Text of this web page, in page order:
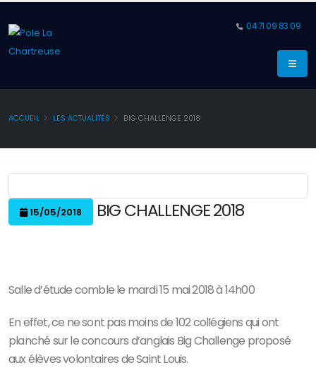
04 71 09 83 09
ACCUEIL LES ACTUALITÉS BIG CHALLENGE 2018
15/05/2018 BIG CHALLENGE 2018
Salle d’étude comble le mardi 15 mai 2018 à 14h00
En effet, ce ne sont pas moins de 102 collégiens qui ont
planché sur le concours d’anglais Big Challenge proposé
aux élèves volontaires de Saint Louis.